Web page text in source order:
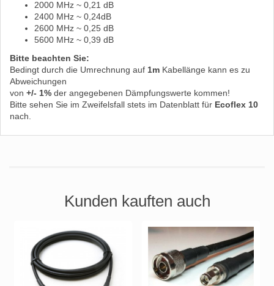
2000 MHz ~ 0,21 dB
2400 MHz ~ 0,24dB
2600 MHz ~ 0,25 dB
5600 MHz ~ 0,39 dB
Bitte beachten Sie:
Bedingt durch die Umrechnung auf 1m Kabellänge kann es zu
Abweichungen
von +/- 1% der angegebenen Dämpfungswerte kommen!
Bitte sehen Sie im Zweifelsfall stets im Datenblatt für Ecoflex 10
nach.
Kunden kauften auch